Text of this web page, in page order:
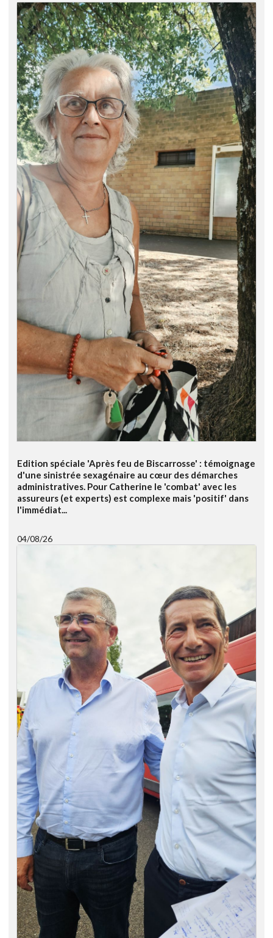
Edition spéciale 'Après feu de Biscarrosse' : témoignage
d'une sinistrée sexagénaire au cœur des démarches
administratives. Pour Catherine le 'combat' avec les
assureurs (et experts) est complexe mais 'positif' dans
l'immédiat...
04/08/26